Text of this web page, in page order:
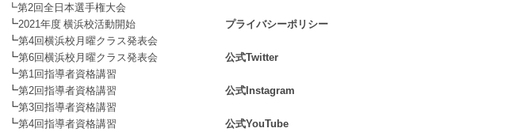
┗第2回全日本選手権大会
┗2021年度 横浜校活動開始
┗第4回横浜校月曜クラス発表会
┗第6回横浜校月曜クラス発表会
┗第1回指導者資格講習
┗第2回指導者資格講習
┗第3回指導者資格講習
┗第4回指導者資格講習
プライバシーポリシー
公式Twitter
公式Instagram
公式YouTube